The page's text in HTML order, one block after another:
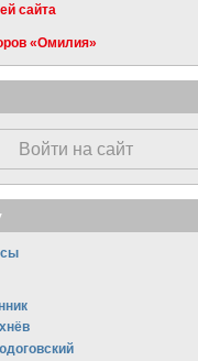
сайта
«Омилия»
Войти на сайт